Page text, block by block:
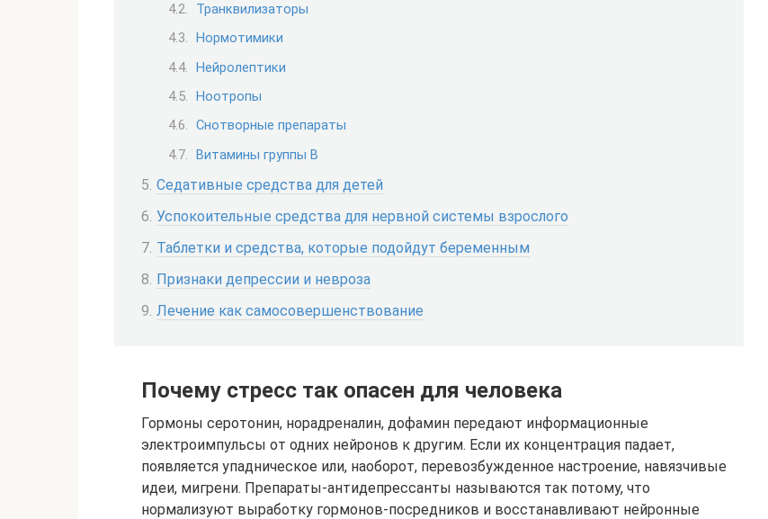
Транквилизаторы
Нормотимики
Нейролептики
Ноотропы
Снотворные препараты
Витамины группы В
Седативные средства для детей
Успокоительные средства для нервной системы взрослого
Таблетки и средства, которые подойдут беременным
Признаки депрессии и невроза
Лечение как самосовершенствование
Почему стресс так опасен для человека
Гормоны серотонин, норадреналин, дофамин передают информационные
электроимпульсы от одних нейронов к другим. Если их концентрация падает,
появляется упадническое или, наоборот, перевозбужденное настроение, навязчивые
идеи, мигрени. Препараты-антидепрессанты называются так потому, что
нормализуют выработку гормонов-посредников и восстанавливают нейронные